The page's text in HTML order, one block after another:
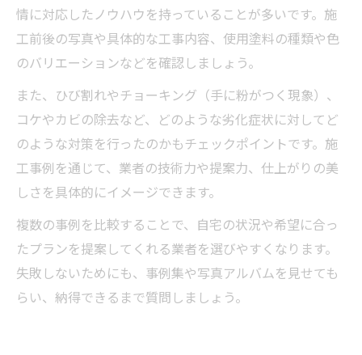
情に対応したノウハウを持っていることが多いです。施
工前後の写真や具体的な工事内容、使用塗料の種類や色
のバリエーションなどを確認しましょう。
また、ひび割れやチョーキング（手に粉がつく現象）、
コケやカビの除去など、どのような劣化症状に対してど
のような対策を行ったのかもチェックポイントです。施
工事例を通じて、業者の技術力や提案力、仕上がりの美
しさを具体的にイメージできます。
複数の事例を比較することで、自宅の状況や希望に合っ
たプランを提案してくれる業者を選びやすくなります。
失敗しないためにも、事例集や写真アルバムを見せても
らい、納得できるまで質問しましょう。